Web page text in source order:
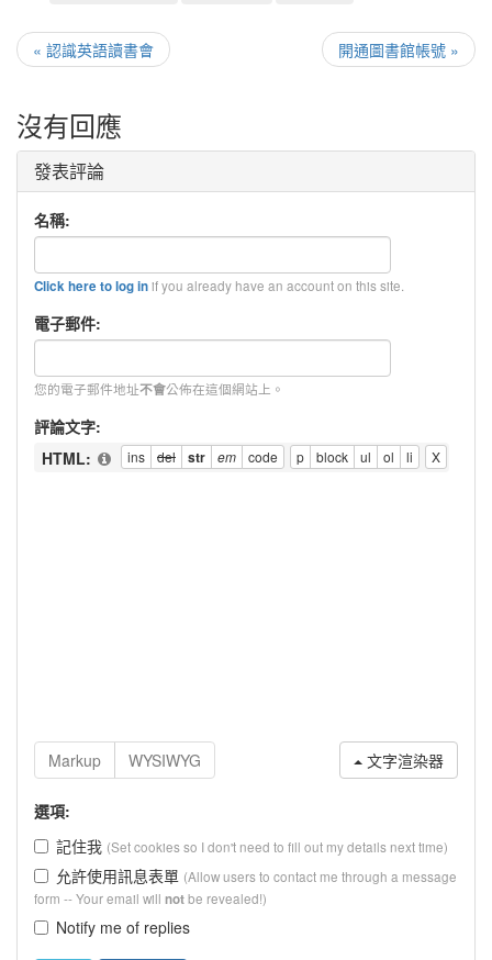
« 認識英語讀書會 開通圖書館帳號 »
沒有回應
發表評論
名稱:
Click here to log inif you already have an account on this site.
電子郵件:
您的電子郵件地址不會公佈在這個網站上。
評論文字:
HTML:
文字渲染器
選項:
記住我 (Set cookies so I don't need to fill out my details next time)
允許使用訊息表單 (Allow users to contact me through a message
form -- Your email will notbe revealed!)
Notify me of replies